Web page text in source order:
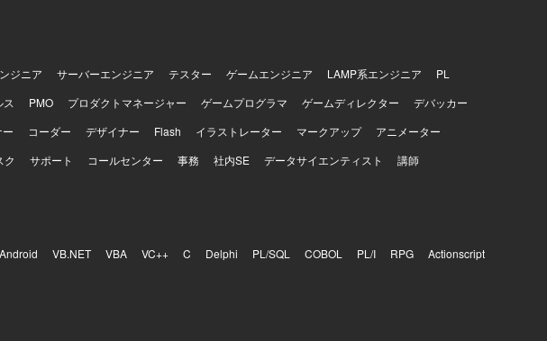
やAWS、生成AIを活用した開発・
Nginx、PostgreSQL、Redis、
ンドはTypeScript、React、
用しております。インフラは
、Lambda、ElasticBeanstalkな
ジニア サーバーエンジニア テスター ゲームエンジニア LAMP系エンジニア
PL
PMO プロダクトマネージャー ゲームプログラマ ゲームディレクター
デバッカー
コーダー デザイナー Flash イラストレーター マークアップ
アニメーター
ク サポート コールセンター 事務 社内SE データサイエンティスト 講師
Android VB.NET VBA VC++ C Delphi PL/SQL COBOL PL/I RPG
Actionscript